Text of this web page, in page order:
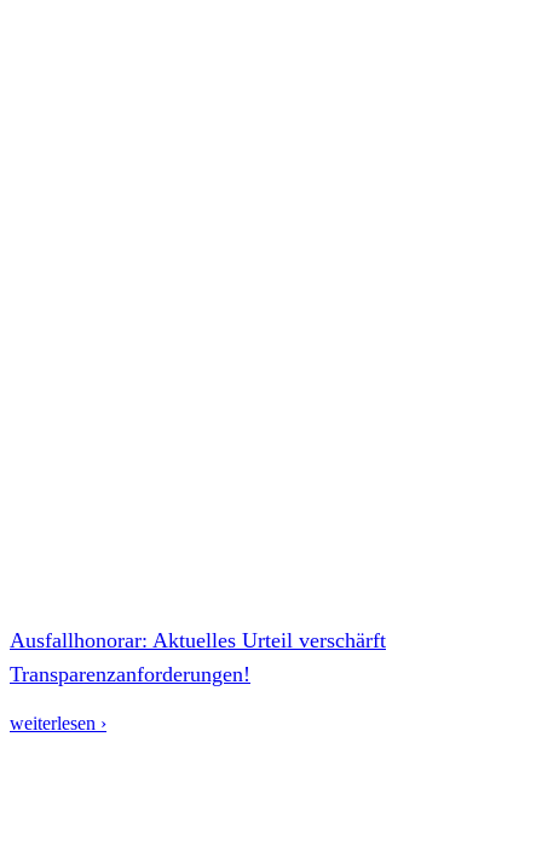
Ausfallhonorar: Aktuelles Urteil verschärft
Transparenzanforderungen!
weiterlesen ›